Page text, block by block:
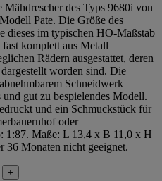
des Typs 9680i von
Pate. Die Größe des
dieses im typischen HO-Maßstab
komplett aus Metall
Rädern ausgestattet, deren
worden sind. Die
Schneidwerk
und gut zu bespielendes Modell.
und ein Schmuckstück für
oder
1:87. Maße: L 13,4 x B 11,0 x H
36 Monaten nicht geeignet.